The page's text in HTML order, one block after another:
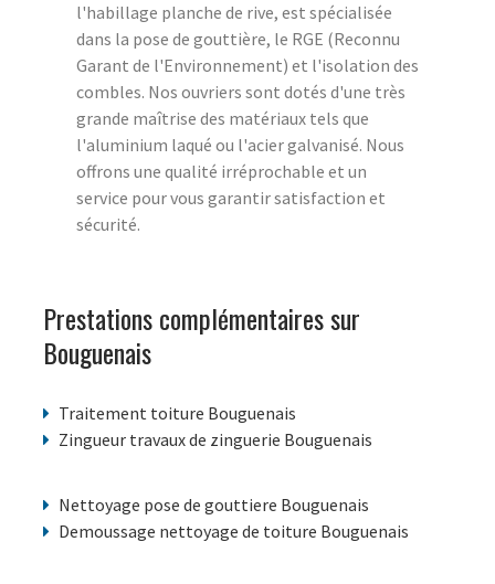
l'habillage planche de rive, est spécialisée
dans la pose de gouttière, le RGE (Reconnu
Garant de l'Environnement) et l'isolation des
combles. Nos ouvriers sont dotés d'une très
grande maîtrise des matériaux tels que
l'aluminium laqué ou l'acier galvanisé. Nous
offrons une qualité irréprochable et un
service pour vous garantir satisfaction et
sécurité.
Prestations complémentaires sur
Bouguenais
Traitement toiture Bouguenais
Zingueur travaux de zinguerie Bouguenais
Nettoyage pose de gouttiere Bouguenais
Demoussage nettoyage de toiture Bouguenais